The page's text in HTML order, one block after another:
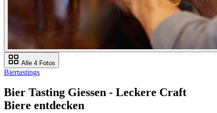
Alle 4 Fotos
Biertastings
Bier Tasting Giessen - Leckere Craft
Biere entdecken